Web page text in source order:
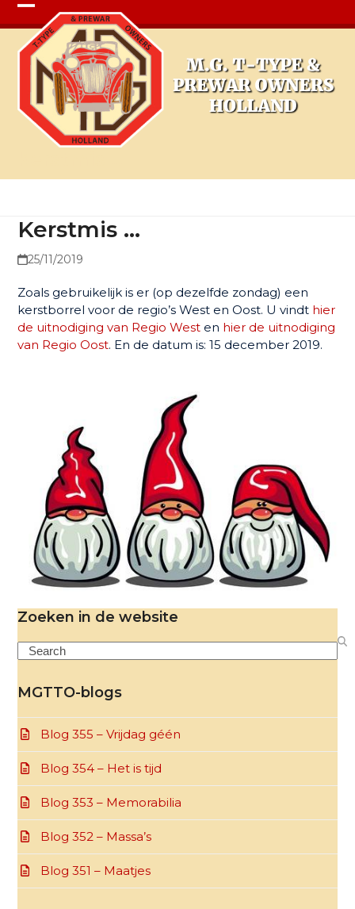
Open
mobile
menu
Close
mobile
menu
Kerstmis …
25/11/2019
Zoals gebruikelijk is er (op dezelfde zondag) een
kerstborrel voor de regio’s West en Oost. U vindt hier
de uitnodiging van Regio West en hier de uitnodiging
van Regio Oost. En de datum is: 15 december 2019.
Zoeken in de website
Search
MGTTO-blogs
Blog 355 – Vrijdag géén
Blog 354 – Het is tijd
Blog 353 – Memorabilia
Blog 352 – Massa’s
Blog 351 – Maatjes